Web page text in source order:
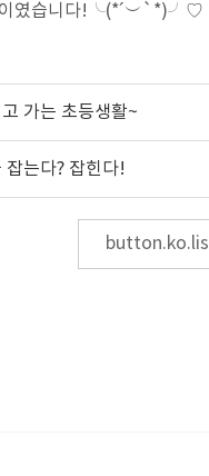
이였습니다!╰(*´︶`*)╯♡
가는 초등생활~
는다? 잡힌다!